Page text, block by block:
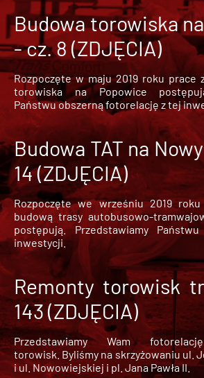
Budowa torowiska
- cz. 8 (ZDJĘCIA)
Rozpoczęte w maju 2019 roku prace
torowiska na Popowice
Państwu obszerną fotorelację z tej
Budowa TAT na
14 (ZDJĘCIA)
Rozpoczęte we wrześniu 2019
budową trasy autobusowo-
postępują. Przedstawiamy
inwestycji.
Remonty torowisk
143 (ZDJĘCIA)
Przedstawiamy Wam
torowisk. Byliśmy na skrzyżowaniu ul.
i ul. Nowowiejskiej i pl. Jana Pawła II.